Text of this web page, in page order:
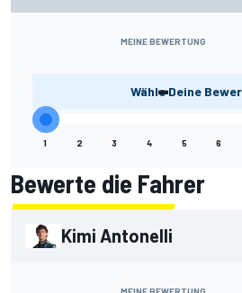
MEINE BEWERTUNG
-
Wähle Deine
1 2 3 4 5 6
Bewerte die Fahrer
Kimi Antonelli